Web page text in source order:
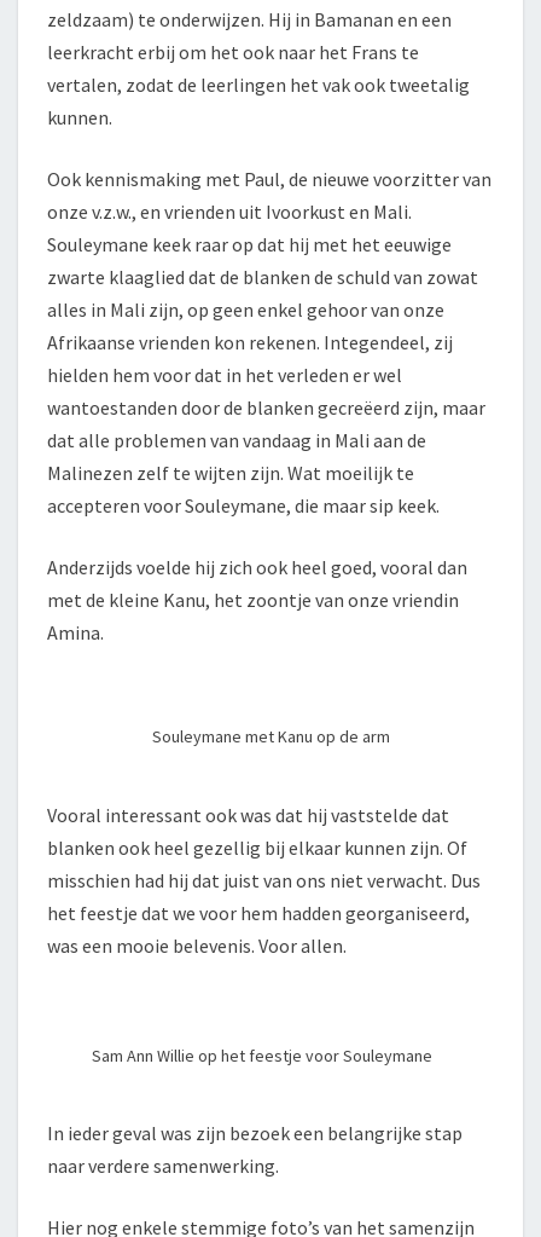
zeldzaam) te onderwijzen. Hij in Bamanan en een
leerkracht erbij om het ook naar het Frans te
vertalen, zodat de leerlingen het vak ook tweetalig
kunnen.
Ook kennismaking met Paul, de nieuwe voorzitter van
onze v.z.w., en vrienden uit Ivoorkust en Mali.
Souleymane keek raar op dat hij met het eeuwige
zwarte klaaglied dat de blanken de schuld van zowat
alles in Mali zijn, op geen enkel gehoor van onze
Afrikaanse vrienden kon rekenen. Integendeel, zij
hielden hem voor dat in het verleden er wel
wantoestanden door de blanken gecreëerd zijn, maar
dat alle problemen van vandaag in Mali aan de
Malinezen zelf te wijten zijn. Wat moeilijk te
accepteren voor Souleymane, die maar sip keek.
Anderzijds voelde hij zich ook heel goed, vooral dan
met de kleine Kanu, het zoontje van onze vriendin
Amina.
Souleymane met Kanu op de arm
Vooral interessant ook was dat hij vaststelde dat
blanken ook heel gezellig bij elkaar kunnen zijn. Of
misschien had hij dat juist van ons niet verwacht. Dus
het feestje dat we voor hem hadden georganiseerd,
was een mooie belevenis. Voor allen.
Sam Ann Willie op het feestje voor Souleymane
In ieder geval was zijn bezoek een belangrijke stap
naar verdere samenwerking.
Hier nog enkele stemmige foto’s van het samenzijn